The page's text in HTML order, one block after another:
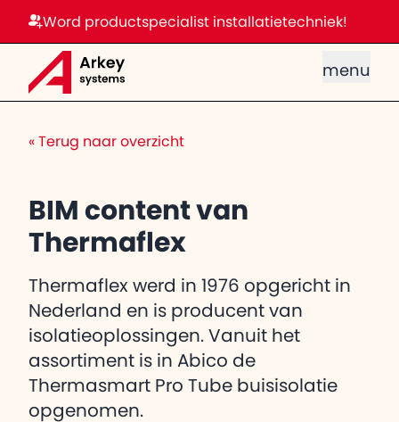
Word productspecialist installatietechniek!
menu
« Terug naar overzicht
BIM content van
Thermaflex
Thermaflex werd in 1976 opgericht in
Nederland en is producent van
isolatieoplossingen. Vanuit het
assortiment is in Abico de
Thermasmart Pro Tube buisisolatie
opgenomen.